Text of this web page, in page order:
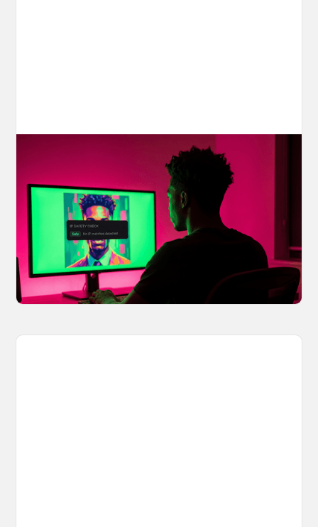
Your AI Creations, Protected: How
OpenArt's IP Safety Check Keeps
Creators Safe
You made something you love, but is it safe to
share? OpenArt's IP Safety Check, powered
by CopySight, lets you scan your creations for
potential IP issues before they leave your
hands.
April 2, 2026